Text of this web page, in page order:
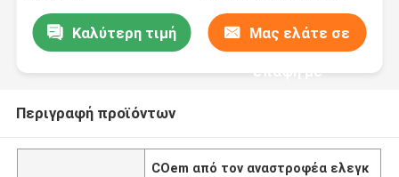
Καλύτερη τιμή Μας ελάτε σε
επαφή με
Περιγραφή προϊόντων
COem από τον αναστροφέα ελεγκ